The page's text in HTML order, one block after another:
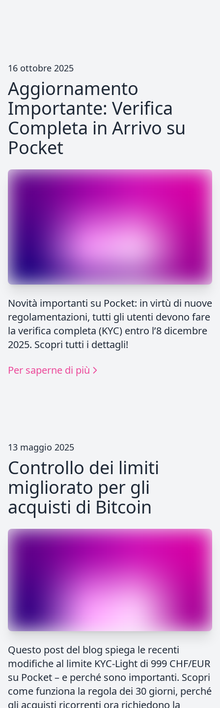
16 ottobre 2025
Aggiornamento
Importante: Verifica
Completa in Arrivo su
Pocket
Novità importanti su Pocket: in virtù di nuove
regolamentazioni, tutti gli utenti devono fare
la verifica completa (KYC) entro l’8 dicembre
2025. Scopri tutti i dettagli!
Per saperne di più
13 maggio 2025
Controllo dei limiti
migliorato per gli
acquisti di Bitcoin
Questo post del blog spiega le recenti
modifiche al limite KYC-Light di 999 CHF/EUR
su Pocket – e perché sono importanti. Scopri
come funziona la regola dei 30 giorni, perché
gli acquisti ricorrenti ora richiedono la